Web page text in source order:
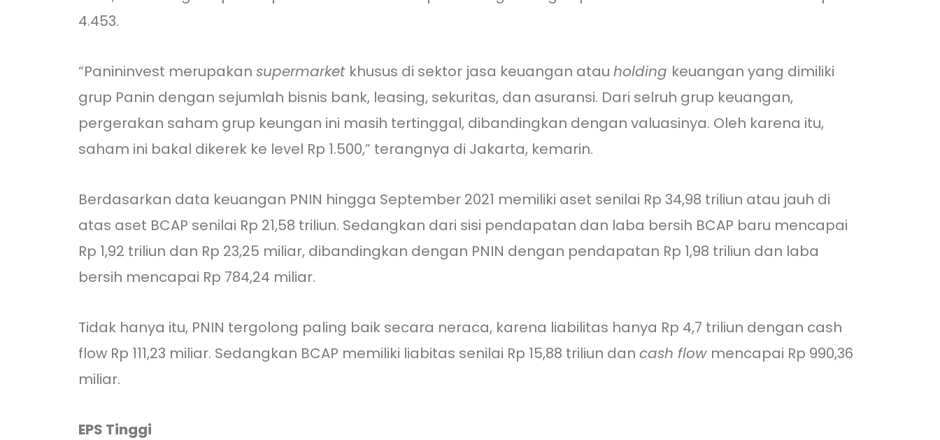
4.453.
“Panininvest merupakan supermarket khusus di sektor jasa keuangan atau holding keuangan yang dimiliki
grup Panin dengan sejumlah bisnis bank, leasing, sekuritas, dan asuransi. Dari selruh grup keuangan,
pergerakan saham grup keungan ini masih tertinggal, dibandingkan dengan valuasinya. Oleh karena itu,
saham ini bakal dikerek ke level Rp 1.500,” terangnya di Jakarta, kemarin.
Berdasarkan data keuangan PNIN hingga September 2021 memiliki aset senilai Rp 34,98 triliun atau jauh di
atas aset BCAP senilai Rp 21,58 triliun. Sedangkan dari sisi pendapatan dan laba bersih BCAP baru mencapai
Rp 1,92 triliun dan Rp 23,25 miliar, dibandingkan dengan PNIN dengan pendapatan Rp 1,98 triliun dan laba
bersih mencapai Rp 784,24 miliar.
Tidak hanya itu, PNIN tergolong paling baik secara neraca, karena liabilitas hanya Rp 4,7 triliun dengan cash
flow Rp 111,23 miliar. Sedangkan BCAP memiliki liabitas senilai Rp 15,88 triliun dan cash flow mencapai Rp 990,36
miliar.
EPS Tinggi